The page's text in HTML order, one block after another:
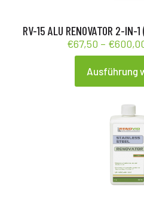
gewählt
werden
RV-15 ALU RENOVATOR 2-IN-
€67,50 – €
Ausführung
Dieses
Produkt